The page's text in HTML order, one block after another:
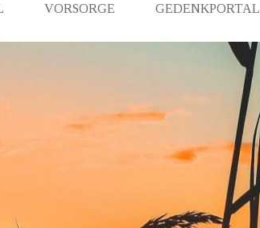
VORSORGE GEDENKPORTAL